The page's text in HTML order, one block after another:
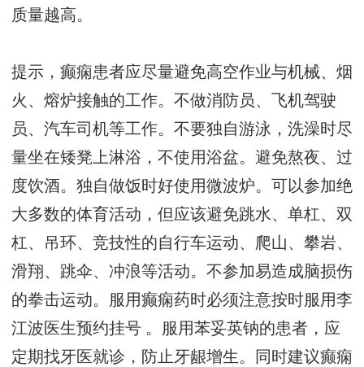
质量越高。
提示，癫痫患者应尽量避免高空作业与机械、烟
火、熔炉接触的工作。不做消防员、飞机驾驶
员、汽车司机等工作。不要独自游泳，洗澡时尽
量坐在矮凳上淋浴，不使用浴盆。避免熬夜、过
度饮酒。独自做饭时好使用微波炉。可以参加绝
大多数的体育活动，但应该避免跳水、单杠、双
杠、吊环、竞技性的自行车运动、爬山、攀岩、
滑翔、跳伞、冲浪等活动。不参加易造成脑损伤
的拳击运动。服用癫痫药时必须注意按时服用李
江波医生预约挂号 。服用苯妥英钠的患者，应
定期找牙医就诊，防止牙龈增生。同时建议癫痫